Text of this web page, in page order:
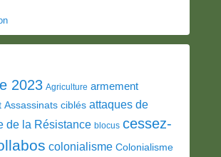
2023 Agriculture armement
Assassinats ciblés attaques de
de la Résistance blocus cessez-
colonialisme Colonialisme